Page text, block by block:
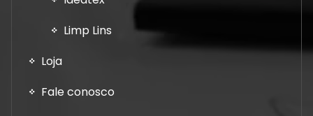
Limp Lins
Loja
Fale conosco